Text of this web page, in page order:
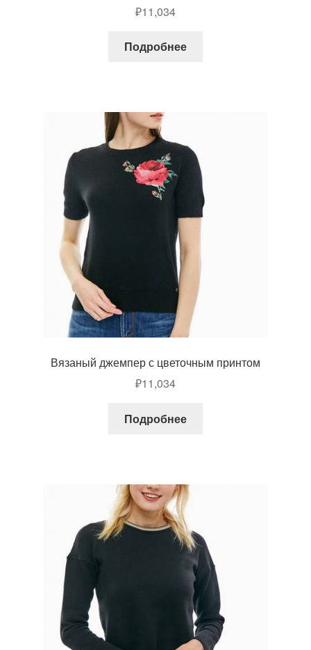
₽11,034
Подробнее
Вязаный джемпер с цветочным принтом
₽11,034
Подробнее